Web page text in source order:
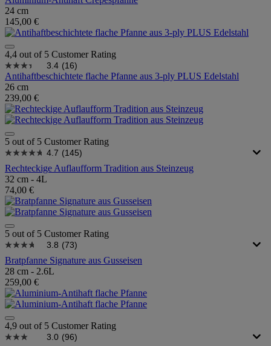
24 cm
145,00 €
4,4 out of 5 Customer Rating
3.4 (16)
Antihaftbeschichtete flache Pfanne aus 3-ply PLUS Edelstahl
26 cm
239,00 €
5 out of 5 Customer Rating
4.7 (145)
Rechteckige Auflaufform Tradition aus Steinzeug
32 cm - 4L
74,00 €
5 out of 5 Customer Rating
3.8 (73)
Bratpfanne Signature aus Gusseisen
28 cm - 2.6L
259,00 €
4,9 out of 5 Customer Rating
3.0 (96)